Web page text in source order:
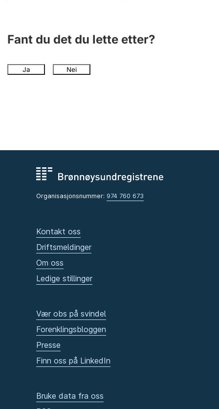
Fant du det du lette etter?
Ja Nei
Organisasjonsnummer: 974 760 673
Kontakt oss
Driftsmeldinger
Om oss
Ledige stillinger
Vær obs på svindel
Forenklingsbloggen
Presse
Finn oss på LinkedIn
Bruke data fra oss